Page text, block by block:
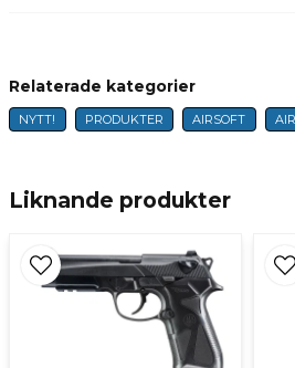
name
Ja, ni får publicera min
Liknande produkter
Relaterade kategorier
NYTT! PRODUKTER AIRSOFT